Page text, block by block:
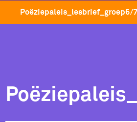
Poëziepaleis_lesbrief_groep6/